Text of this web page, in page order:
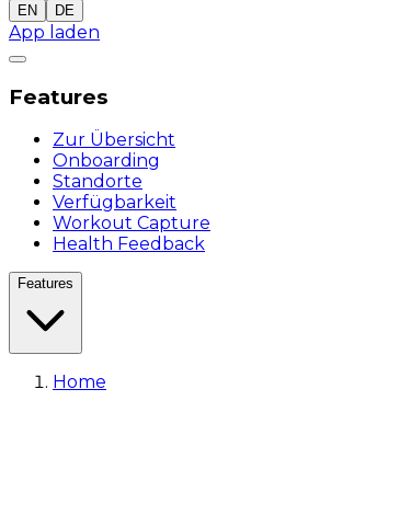
EN DE
App laden
Features
Zur Übersicht
Onboarding
Standorte
Verfügbarkeit
Workout Capture
Health Feedback
Features
Home